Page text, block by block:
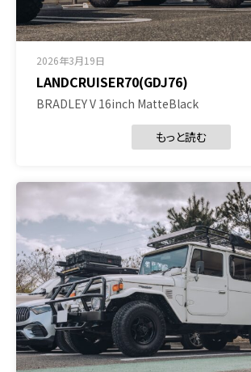
2026年3月19日
LANDCRUISER70(GDJ76)
BRADLEY V 16inch MatteBlack
もっと読む